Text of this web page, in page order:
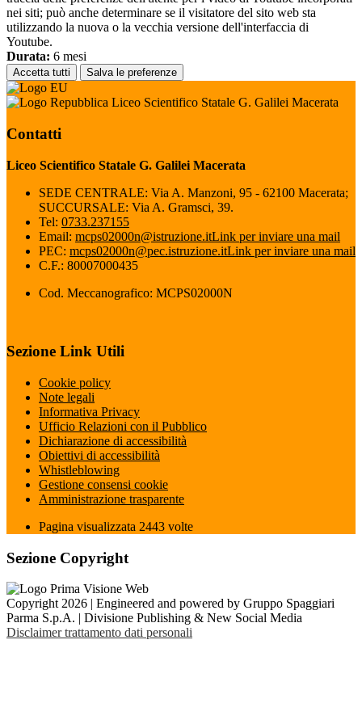
nei siti; può anche determinare se il visitatore del sito web sta
utilizzando la nuova o la vecchia versione dell'interfaccia di
Youtube.
Durata: 6 mesi
Accetta tutti Salva le preferenze
Liceo Scientifico Statale G. Galilei Macerata
Contatti
Liceo Scientifico Statale G. Galilei Macerata
SEDE CENTRALE: Via A. Manzoni, 95 - 62100 Macerata;
SUCCURSALE: Via A. Gramsci, 39.
Tel: 0733.237155
Email: mcps02000n@istruzione.itLink per inviare una mail
PEC: mcps02000n@pec.istruzione.itLink per inviare una mail
C.F.: 80007000435
Cod. Meccanografico: MCPS02000N
Sezione Link Utili
Cookie policy
Note legali
Informativa Privacy
Ufficio Relazioni con il Pubblico
Dichiarazione di accessibilità
Obiettivi di accessibilità
Whistleblowing
Gestione consensi cookie
Amministrazione trasparente
Pagina visualizzata 2443 volte
Sezione Copyright
Copyright 2026 | Engineered and powered by Gruppo Spaggiari
Parma S.p.A. | Divisione Publishing & New Social Media
Disclaimer trattamento dati personali